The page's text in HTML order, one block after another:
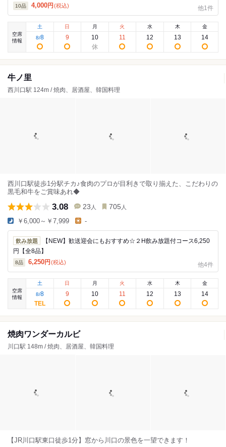
10品 4,000円 (税込) 他1件
空席
情報
土
8/8
日
9
月
10
火
11
水
12
木
13
金
14
牛ノ里
西川口駅 124m / 焼肉、居酒屋、韓国料理
西川口駅徒歩1分駅チカ♪食肉のプロが目利きで取り揃えた、こだわりの
黒毛和牛をご賞味あれ◆
3.08 23 人 705 人
￥6,000～￥7,999 -
飲み放題
【NEW】歓送迎会にもおすすめ☆２H飲み放題付コース6,250
円【全8品】
8品 6,250円 (税込) 他4件
空席
情報
土
8/8
日
9
月
10
火
11
水
12
木
13
金
14
焼肉ワンダーカルビ
川口駅 148m / 焼肉、居酒屋、韓国料理
【JR川口駅東口徒歩1分】窓から川口の景色を一望できます！